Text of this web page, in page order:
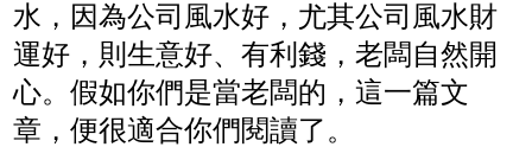
水，因為公司風水好，尤其公司風水財
運好，則生意好、有利錢，老闆自然開
心。假如你們是當老闆的，這一篇文
章，便很適合你們閱讀了。